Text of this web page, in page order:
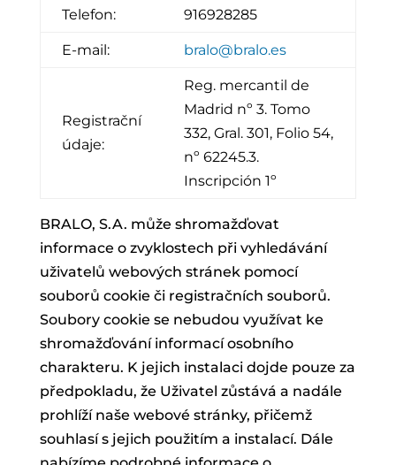
Telefon: 916928285
E-mail: bralo@bralo.es
Registrační
údaje:
Reg. mercantil de
Madrid nº 3. Tomo
332, Gral. 301, Folio 54,
nº 62245.3.
Inscripción 1º
BRALO, S.A. může shromažďovat
informace o zvyklostech při vyhledávání
uživatelů webových stránek pomocí
souborů cookie či registračních souborů.
Soubory cookie se nebudou využívat ke
shromažďování informací osobního
charakteru. K jejich instalaci dojde pouze za
předpokladu, že Uživatel zůstává a nadále
prohlíží naše webové stránky, přičemž
souhlasí s jejich použitím a instalací. Dále